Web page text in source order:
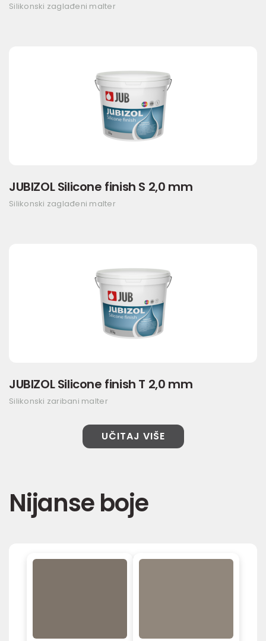
Silikonski zaglađeni malter
JUBIZOL Silicone finish S 2,0 mm
Silikonski zaglađeni malter
JUBIZOL Silicone finish T 2,0 mm
Silikonski zaribani malter
UČITAJ VIŠE
Nijanse boje